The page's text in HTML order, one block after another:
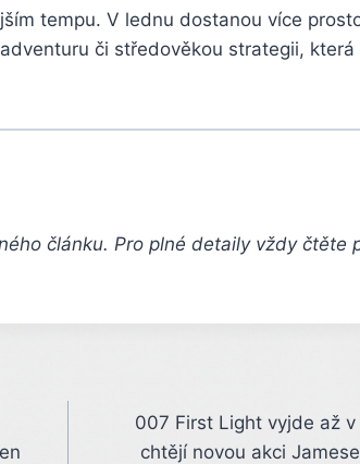
tempu. V lednu dostanou více
či středověkou strategii, která
článku. Pro plné detaily vždy čtěte
007 First Light vyjde až
chtějí novou akci